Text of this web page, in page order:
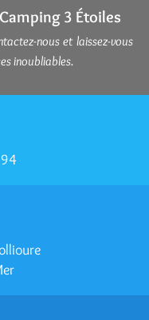
3 Étoiles
nous et laissez-vous
inoubliables.